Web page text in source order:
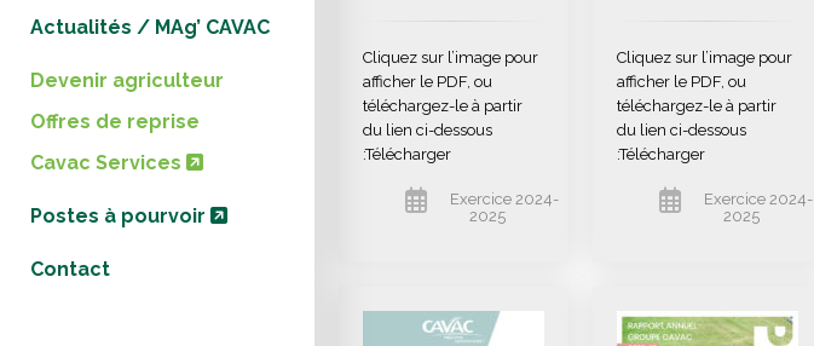
Actualités / MAg’ CAVAC
Devenir agriculteur
Offres de reprise
Cavac Services
Postes à pourvoir
Contact
Cliquez sur l’image pour
afficher le PDF, ou
téléchargez-le à partir
du lien ci-dessous
:Télécharger
Exercice 2024-
2025
Cliquez sur l’image pour
afficher le PDF, ou
téléchargez-le à partir
du lien ci-dessous
:Télécharger
Exercice 2024-
2025